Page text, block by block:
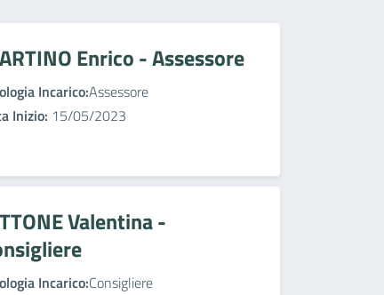
Enrico - Assessore
Incarico:Assessore
Inizio: 15/05/2023
Valentina -
Incarico:Consigliere